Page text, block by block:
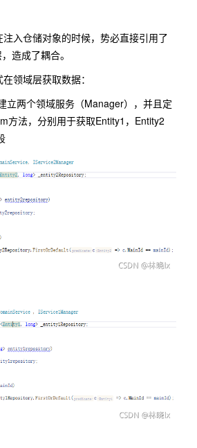
入仓储对象的时候，势必直接引用了
造成了耦合。
领域层获取数据：
立两个领域服务（Manager），并且定
方法，分别用于获取Entity1，Entity2